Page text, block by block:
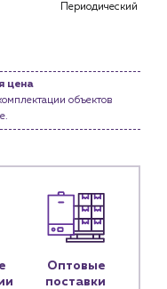
Периодический
цена
объектов
Оптовые
поставки